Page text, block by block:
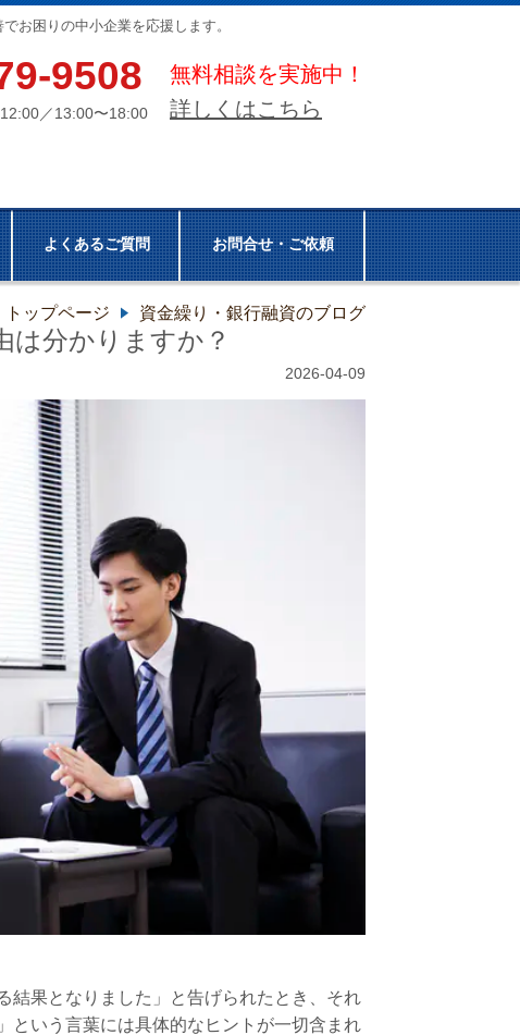
お困りの中小企業を応援します。
9508
／13:00〜18:00
無料相談を実施中！
詳しくはこちら
よくあるご質問 お問合せ・ご依頼
トップページ 資金繰り・銀行融資のブログ
は分かりますか？
2026-04-09
結果となりました」と告げられたとき、それ
という言葉には具体的なヒントが一切含まれ